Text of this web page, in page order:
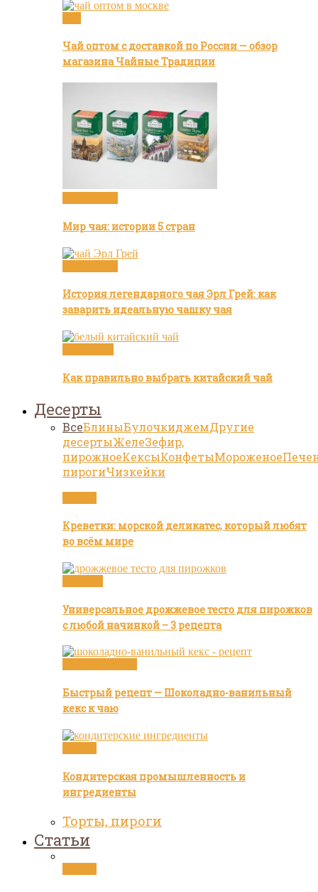
Чай оптом с доставкой по России — обзор
магазина Чайные Традиции
Мир чая: истории 5 стран
История легендарного чая Эрл Грей: как
заварить идеальную чашку чая
Как правильно выбрать китайский чай
Десерты
ВсеБлиныБулочкиджемДругие
десертыЖелеЗефир,
пирожноеКексыКонфетыМороженое
пирогиЧизкейки
Креветки: морской деликатес, который любят
во всём мире
Универсальное дрожжевое тесто для пирожков
с любой начинкой – 3 рецепта
Быстрый рецепт — Шоколадно-ванильный
кекс к чаю
Кондитерская промышленность и
ингредиенты
Торты, пироги
Статьи